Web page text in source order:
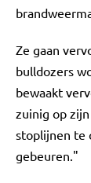
Ze gaan
bulldozers
bewaakt
zuinig op
stoplijnen te
gebeuren."